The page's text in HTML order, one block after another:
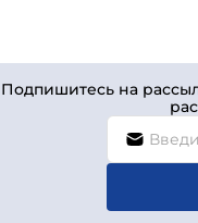
Подпишитесь на